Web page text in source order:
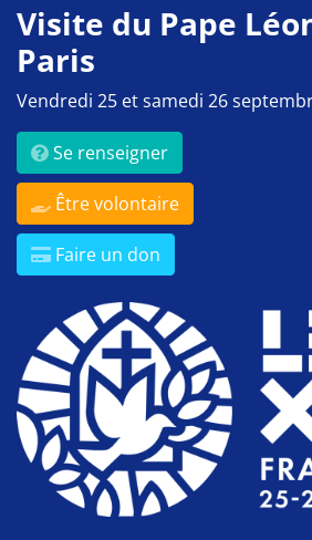
Visite du Pape
Paris
Vendredi 25 et samedi 26
Se renseigner
Être volontaire
Faire un don